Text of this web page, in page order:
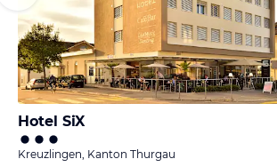
Hotel SiX
Kreuzlingen, Kanton Thurgau